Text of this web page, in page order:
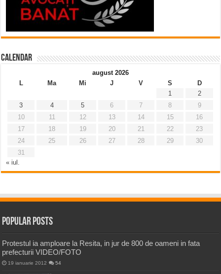
Calendar
august 2026
L
Ma Mi J V S
D
1
2
3
4 5 6 7 8
9
10
11 12 13 14 15
16
17
18 19 20 21 22
23
24
25 26 27 28 29
30
31
« iul.
Popular Posts
Protestul ia amploare la Resita, in jur de 800 de oameni in fata
prefecturii VIDEO/FOTO
19 ianuarie 2012 54